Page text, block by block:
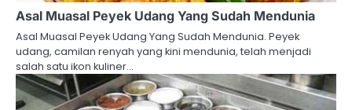
Asal Muasal Peyek Udang Yang Sudah Mendunia
Asal Muasal Peyek Udang Yang Sudah Mendunia. Peyek
udang, camilan renyah yang kini mendunia, telah menjadi
salah satu ikon kuliner…